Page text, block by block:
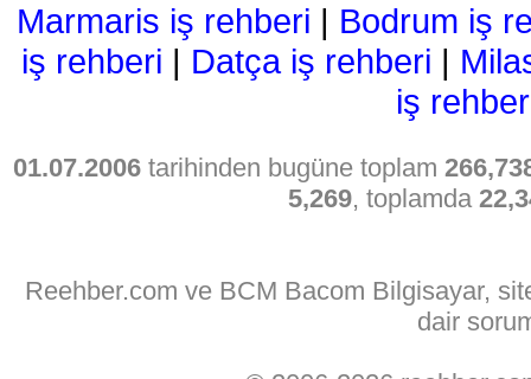
Marmaris iş rehberi | Bodrum iş
iş rehberi | Datça iş rehberi |
iş
01.07.2006 tarihinden bugüne toplam
5,269, toplamda
Reehber.com ve BCM Bacom Bilgisayar,
dair